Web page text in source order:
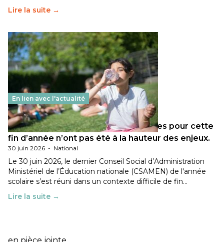
Lire la suite →
En lien avec l'actualité
Les décisions ministérielles attendues pour cette
fin d’année n’ont pas été à la hauteur des enjeux.
30 juin 2026 - National
Le 30 juin 2026, le dernier Conseil Social d’Administration
Ministériel de l’Éducation nationale (CSAMEN) de l'année
scolaire s’est réuni dans un contexte difficile de fin…
Lire la suite →